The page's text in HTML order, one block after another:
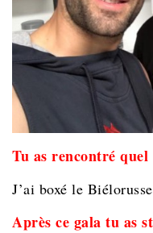
Tu as rencontré quel
J’ai boxé le
Après ce gala tu as